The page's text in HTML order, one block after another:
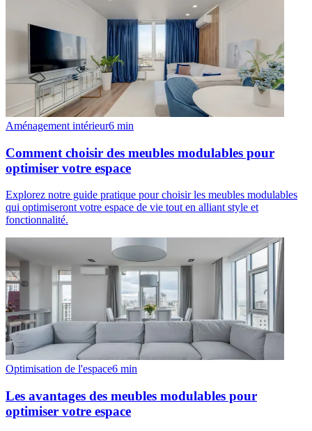
Aménagement intérieur6 min
Comment choisir des meubles modulables pour
optimiser votre espace
Explorez notre guide pratique pour choisir les meubles modulables
qui optimiseront votre espace de vie tout en alliant style et
fonctionnalité.
Optimisation de l'espace6 min
Les avantages des meubles modulables pour
optimiser votre espace